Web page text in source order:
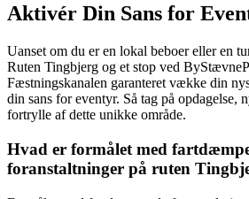
Aktivér Din Sans for
Uanset om du er en lokal beboer eller en
Ruten Tingbjerg og et stop ved
Fæstningskanalen garanteret vække din
din sans for eventyr. Så tag på opdagelse,
fortrylle af dette unikke område.
Hvad er formålet med
foranstaltninger på ruten